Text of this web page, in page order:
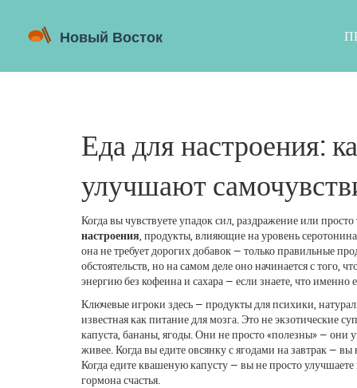
Еда для настроения:
улучшают
Когда вы чувствуете упадок сил, раздражение или
настроения продукты, влияющие на уровень
она не требует дорогих добавок — только правильные
обстоятельств, но на самом деле оно начинается с того,
энергию без кофеина и сахара — если знаете, что именно
Ключевые игроки здесь — продукты для психики
известная какпитание для мозга . Это не экзотические
капуста, бананы, ягоды. Они не просто «полезны» — они
живее. Когда вы едите овсянку с ягодами на завтрак —
Когда едите квашеную капусту — вы не просто
гормона счастья.